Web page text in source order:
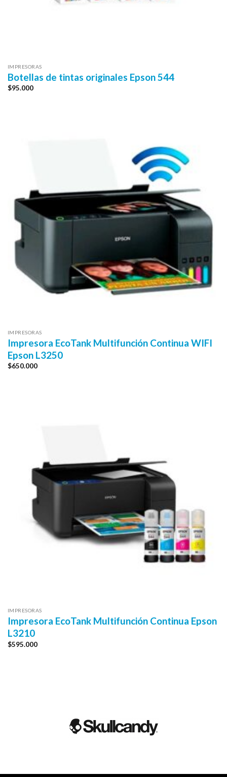
IMPRESORAS
Botellas de tintas originales Epson 544
$95.000
IMPRESORAS
Impresora EcoTank Multifunción Continua WIFI
Epson L3250
$650.000
IMPRESORAS
Impresora EcoTank Multifunción Continua Epson
L3210
$595.000